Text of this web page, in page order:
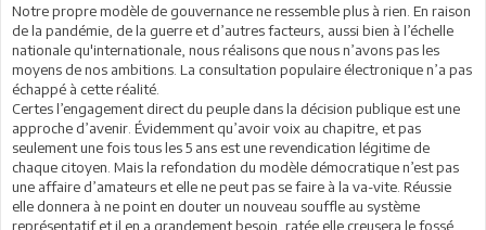
Notre propre modèle de gouvernance ne ressemble plus à rien. En raison
de la pandémie, de la guerre et d’autres facteurs, aussi bien à l’échelle
nationale qu'internationale, nous réalisons que nous n’avons pas les
moyens de nos ambitions. La consultation populaire électronique n’a pas
échappé à cette réalité.
Certes l’engagement direct du peuple dans la décision publique est une
approche d’avenir. Évidemment qu’avoir voix au chapitre, et pas
seulement une fois tous les 5 ans est une revendication légitime de
chaque citoyen. Mais la refondation du modèle démocratique n’est pas
une affaire d’amateurs et elle ne peut pas se faire à la va-vite. Réussie
elle donnera à ne point en douter un nouveau souffle au système
représentatif et il en a grandement besoin, ratée elle creusera le fossé